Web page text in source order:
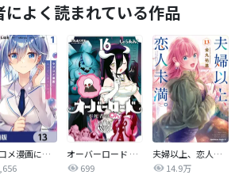
によく読まれている作品
ラブコメ漫画に入ってしまったので、推しの負けヒロインを全力で幸せにする【分冊版】
オーバーロード 不死者のOh!
699
夫婦以上、恋人未満。【分冊版】
14.9万